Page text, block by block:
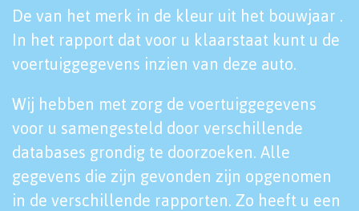
De van het merk in de kleur uit het bouwjaar .
In het rapport dat voor u klaarstaat kunt u de
voertuiggegevens inzien van deze auto.
Wij hebben met zorg de voertuiggegevens
voor u samengesteld door verschillende
databases grondig te doorzoeken. Alle
gegevens die zijn gevonden zijn opgenomen
in de verschillende rapporten. Zo heeft u een